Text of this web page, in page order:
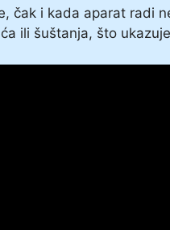
čak i kada aparat radi
ili šuštanja, što